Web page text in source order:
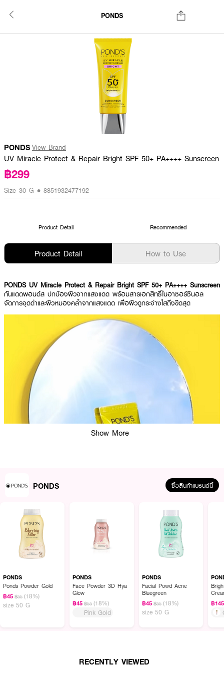
PONDS
PONDS View Brand
UV Miracle Protect & Repair Bright SPF 50+ PA++++ Sunscreen
฿299
Size 30 G • 8851932477192
Product Detail Recommended
Product Detail How to Use
PONDS UV Miracle Protect & Repair Bright SPF 50+ PA++++ Sunscreen
กันแดดพอนด์ส ปกป้องผิวจากแสงแดด พร้อมสารเอกสิทธิ์ไนอาซอร์ซินอล
จัดการจุดดำและผิวหมองคล้ำจากแสงแดด เพื่อผิวดูกระจ่างใสถึงขีดสุด
ผลลัพธ์ที่ได้ :
PONDS UV Miracle Protect & Repair Bright SPF 50+ PA++++ Sunscreen
กันแดดพอนด์ส ผิวไบรท์ SPF 50+ PA++++ ทั้งปกป้องและบำรุง กันแดดผิว
กระจ่างใส มีไนอาซอร์ซินอล พลังอัพผิวใส 50X จุดดำและฝ้าแดดดูลดเลือน เนื้อ
Show More
PONDS ซื้อสินค้าแบรนด์นี้
PONDS
Ponds Powder Gold
฿45 ฿55 (18%)
size 50 G
PONDS
Face Powder 3D Hya
Glow
฿45 ฿55 (18%)
Pink Gold
PONDS
Facial Powd Acne
Bluegreen
฿45 ฿55 (18%)
size 50 G
฿145
RECENTLY VIEWED